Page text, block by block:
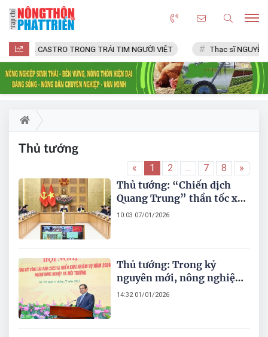
FIDEL CASTRO TRONG TRÁI TIM NGƯỜI VIỆT Thạc sĩ NGUYỄN
Thủ tướng
« 1 2 ... 7 8 »
Thủ tướng: “Chiến dịch
Quang Trung” thần tốc xây
dựng lại, sửa chữa nhà ở
nhân văn sâu sắc
10:03 07/01/2026
Thủ tướng: Trong kỷ
nguyên mới, nông nghiệp
vẫn là trụ đỡ nhưng phải
14:32 01/01/2026